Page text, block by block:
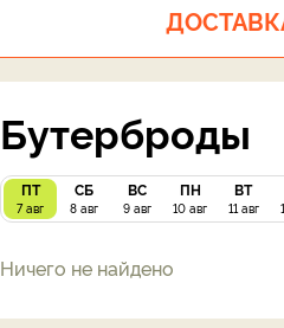
Бутерброды
ПТ
7 авг
СБ
8 авг
ВС
9 авг
ПН
10 авг
ВТ
11 авг
Ничего не найдено